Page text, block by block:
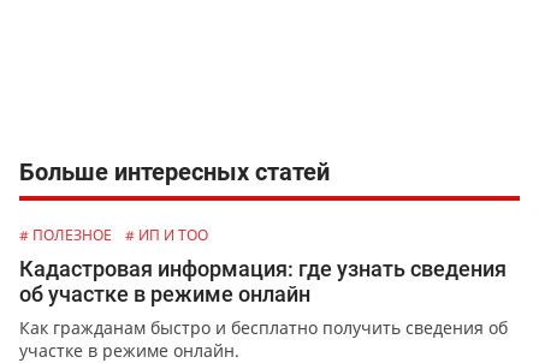
Больше интересных статей
# ПОЛЕЗНОЕ # ИП И ТОО
Кадастровая информация: где узнать сведения
об участке в режиме онлайн
Как гражданам быстро и бесплатно получить сведения об
участке в режиме онлайн.